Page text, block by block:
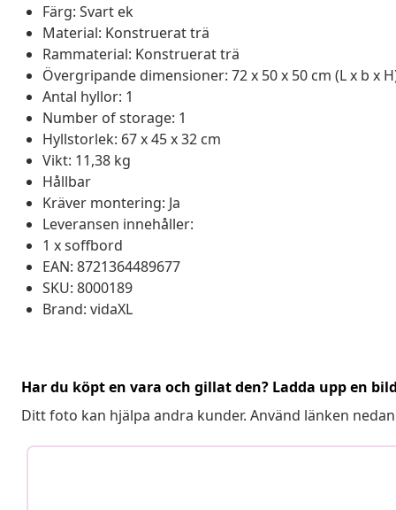
Färg: Svart ek
Material: Konstruerat trä
Rammaterial: Konstruerat trä
Övergripande dimensioner: 72 x 50 x 50 cm (L x b x
Antal hyllor: 1
Number of storage: 1
Hyllstorlek: 67 x 45 x 32 cm
Vikt: 11,38 kg
Hållbar
Kräver montering: Ja
Leveransen innehåller:
1 x soffbord
EAN: 8721364489677
SKU: 8000189
Brand: vidaXL
Har du köpt en vara och gillat den? Ladda upp en
Ditt foto kan hjälpa andra kunder. Använd länken